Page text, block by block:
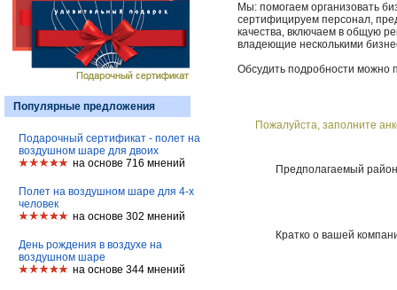
Популярные предложения
Подарочный сертификат - полет на
воздушном шаре для двоих
на основе 716 мнений
Полет на воздушном шаре для 4-х
человек
на основе 302 мнений
День рождения в воздухе на
воздушном шаре
на основе 344 мнений
Мы: помогаем организовать
сертифицируем персонал,
качества, включаем в общую
владеющие несколькими
Обсудить подробности можно
Пожалуйста, заполните
Предполагаемый
Кратко о вашей